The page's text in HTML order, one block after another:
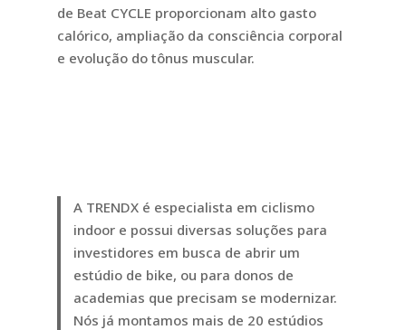
de Beat CYCLE proporcionam alto gasto
calórico, ampliação da consciência corporal
e evolução do tônus muscular.
A TRENDX é especialista em ciclismo
indoor e possui diversas soluções para
investidores em busca de abrir um
estúdio de bike, ou para donos de
academias que precisam se modernizar.
Nós já montamos mais de 20 estúdios